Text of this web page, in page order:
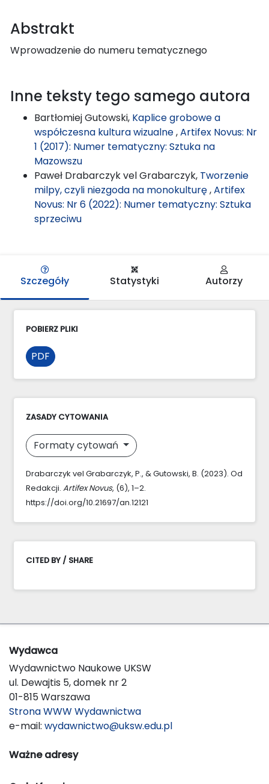
Abstrakt
Wprowadzenie do numeru tematycznego
Inne teksty tego samego autora
Bartłomiej Gutowski, Kaplice grobowe a
współczesna kultura wizualne,Artifex Novus: Nr
1 (2017): Numer tematyczny: Sztuka na
Mazowszu
Paweł Drabarczyk vel Grabarczyk, Tworzenie
milpy, czyli niezgoda na monokulturę,Artifex
Novus: Nr 6 (2022): Numer tematyczny: Sztuka
sprzeciwu
Szczegóły Statystyki Autorzy
POBIERZ PLIKI
PDF
ZASADY CYTOWANIA
Formaty cytowań
Drabarczyk vel Grabarczyk, P., & Gutowski, B. (2023). Od
Redakcji. Artifex Novus, (6), 1–2.
https://doi.org/10.21697/an.12121
CITED BY / SHARE
Wydawca
Wydawnictwo Naukowe UKSW
ul. Dewajtis 5, domek nr 2
01-815 Warszawa
Strona WWW Wydawnictwa
e-mail: wydawnictwo@uksw.edu.pl
Ważne adresy